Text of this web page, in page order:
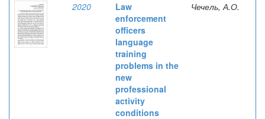
2020
Law
enforcement
officers
language
training
problems in the
new
professional
activity
conditions
Чечель, А.О.